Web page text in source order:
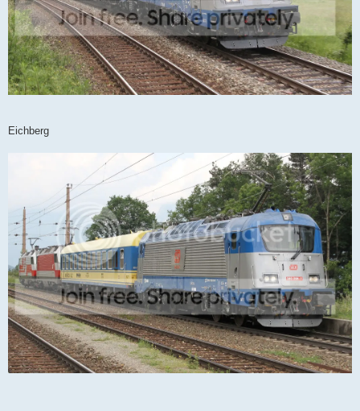
Eichberg